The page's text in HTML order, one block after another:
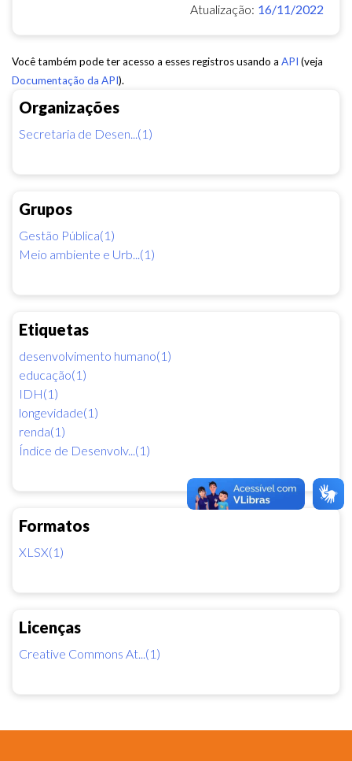
Organizações
Secretaria de Desen...(1)
Grupos
Gestão Pública(1)
Meio ambiente e Urb...(1)
Etiquetas
desenvolvimento humano(1)
educação(1)
IDH(1)
longevidade(1)
renda(1)
Índice de Desenvolv...(1)
Formatos
XLSX(1)
Licenças
Creative Commons At...(1)
Atualização: 16/11/2022
Você também pode ter acesso a esses registros usando a API (veja
Documentação da API).